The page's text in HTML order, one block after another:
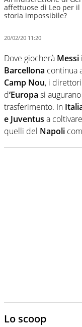
affettuose di Leo per il
storia impossibile?
20/02/20 11:20
Dove giocherà Messi
Barcellona continua
Camp Nou, i
d‘Europa si
trasferimento. In
e Juventus a
quelli del Napoli
Lo scoop